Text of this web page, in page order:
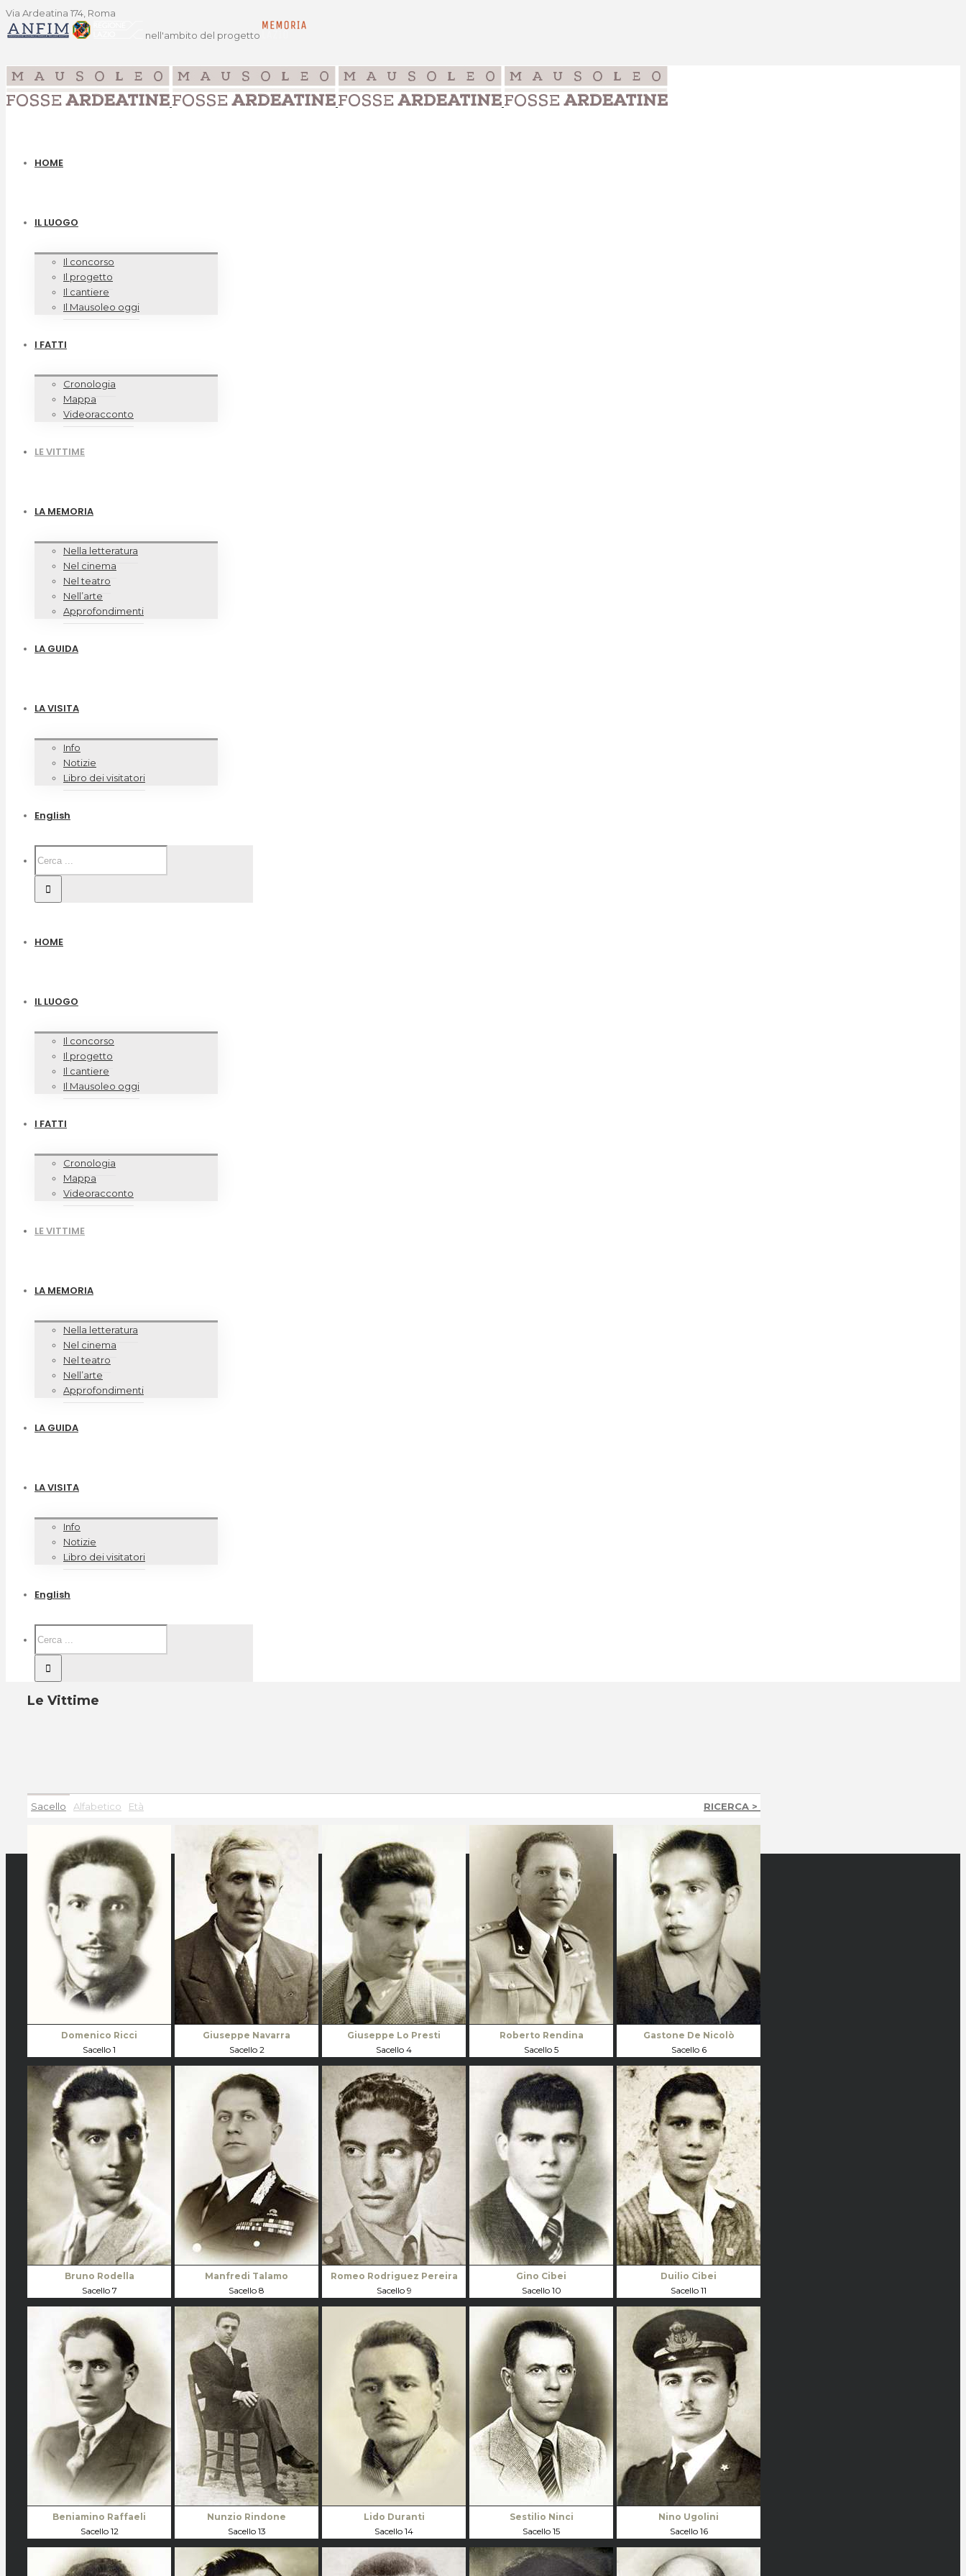
Via Ardeatina 174, Roma
nell'ambito del progetto
HOME
IL LUOGO
Il concorso
Il progetto
Il cantiere
Il Mausoleo oggi
I FATTI
Cronologia
Mappa
Videoracconto
LE VITTIME
LA MEMORIA
Nella letteratura
Nel cinema
Nel teatro
Nell’arte
Approfondimenti
LA GUIDA
LA VISITA
Info
Notizie
Libro dei visitatori
English
HOME
IL LUOGO
Il concorso
Il progetto
Il cantiere
Il Mausoleo oggi
I FATTI
Cronologia
Mappa
Videoracconto
LE VITTIME
LA MEMORIA
Nella letteratura
Nel cinema
Nel teatro
Nell’arte
Approfondimenti
LA GUIDA
LA VISITA
Info
Notizie
Libro dei visitatori
English
Le Vittime
Sacello Alfabetico Età RICERCA >
Domenico Ricci
Sacello 1
Giuseppe Navarra
Sacello 2
Giuseppe Lo Presti
Sacello 4
Roberto Rendina
Sacello 5
Gastone De Nicolò
Sacello 6
Bruno Rodella
Sacello 7
Manfredi Talamo
Sacello 8
Romeo Rodriguez Pereira
Sacello 9
Gino Cibei
Sacello 10
Duilio Cibei
Sacello 11
Beniamino Raffaeli
Sacello 12
Nunzio Rindone
Sacello 13
Lido Duranti
Sacello 14
Sestilio Ninci
Sacello 15
Nino Ugolini
Sacello 16